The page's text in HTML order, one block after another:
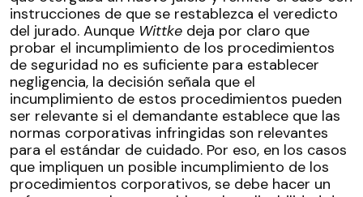
instrucciones de que se restablezca el veredicto
del jurado. Aunque Wittke deja por claro que
probar el incumplimiento de los procedimientos
de seguridad no es suficiente para establecer
negligencia, la decisión señala que el
incumplimiento de estos procedimientos pueden
ser relevante si el demandante establece que las
normas corporativas infringidas son relevantes
para el estándar de cuidado. Por eso, en los casos
que impliquen un posible incumplimiento de los
procedimientos corporativos, se debe hacer un